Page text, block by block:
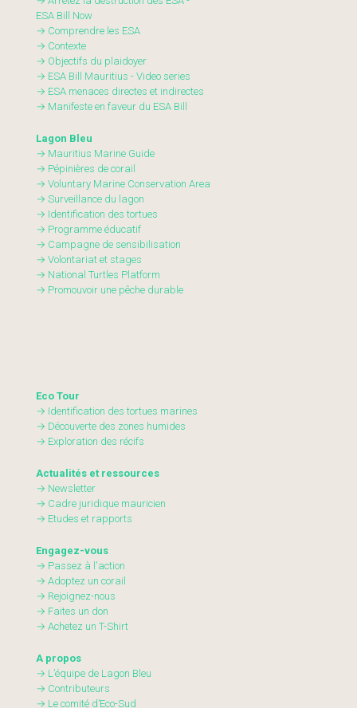
ESA Bill Now
→ Comprendre les ESA
→ Contexte
→ Objectifs du plaidoyer
→ ESA Bill Mauritius - Video series
→ ESA menaces directes et indirectes
→ Manifeste en faveur du ESA Bill
Lagon Bleu
→ Mauritius Marine Guide
→ Pépinières de corail
→ Voluntary Marine Conservation Area
→ Surveillance du lagon
→ Identification des tortues
→ Programme éducatif
→ Campagne de sensibilisation
→ Volontariat et stages
→ National Turtles Platform
→ Promouvoir une pêche durable
Eco Tour
→ Identification des tortues marines
→ Découverte des zones humides
→ Exploration des récifs
Actualités et ressources
→ Newsletter
→ Cadre juridique mauricien
→ Etudes et rapports
Engagez-vous
→ Passez à l'action
→ Adoptez un corail
→ Rejoignez-nous
→ Faites un don
→ Achetez un T-Shirt
A propos
→ L’équipe de Lagon Bleu
→ Contributeurs
→ Le comité d’Eco-Sud